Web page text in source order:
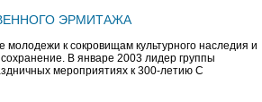
ЭРМИТАЖА
к сокровищам культурного наследия и
сохранение. В январе 2003 лидер группы
мероприятиях к 300-летию С